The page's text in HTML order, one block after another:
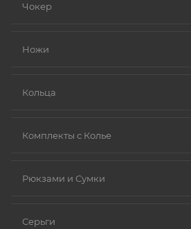
Чокер
Ножи
Кольца
Комплекты с Колье
Рюкзами и Сумки
Серьги